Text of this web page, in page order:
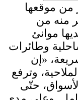
من موقعها
منه من
موانئ
وطائرات
«إن
وترفع
حتّى